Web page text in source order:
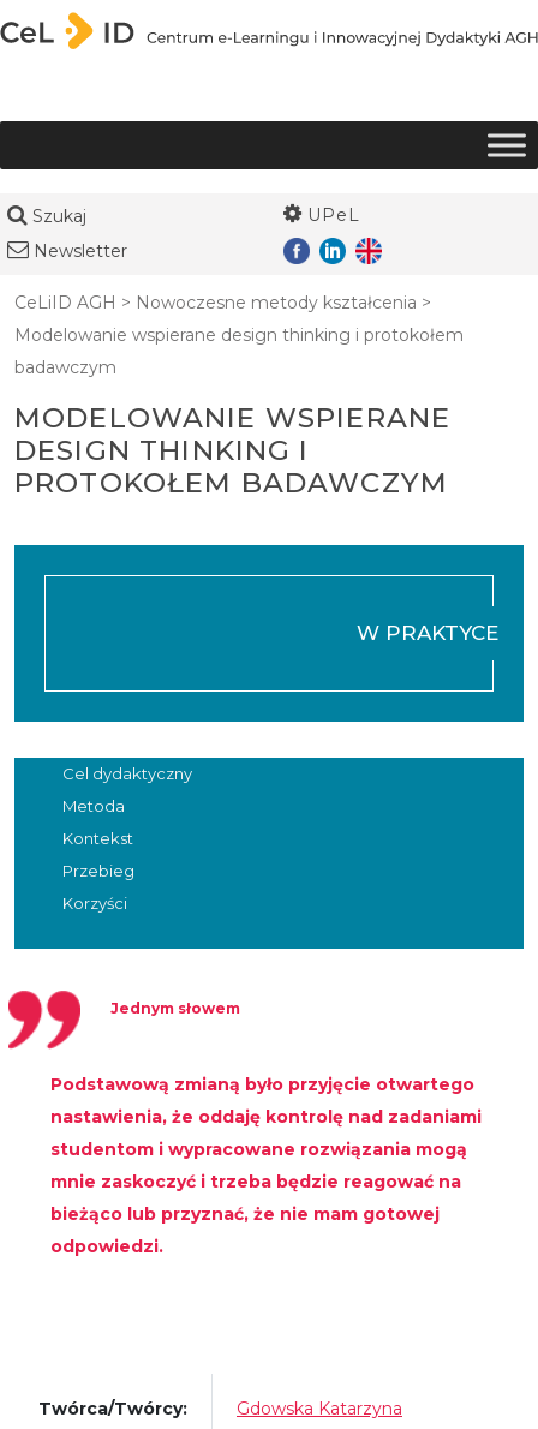
Przejdź do treści
Szukaj
UPeL
Newsletter
CeLiID AGH > Nowoczesne metody kształcenia >
Modelowanie wspierane design thinking i protokołem
badawczym
MODELOWANIE WSPIERANE
DESIGN THINKING I
PROTOKOŁEM BADAWCZYM
W PRAKTYCE
Cel dydaktyczny
Metoda
Kontekst
Przebieg
Korzyści
Jednym słowem
Podstawową zmianą było przyjęcie otwartego
nastawienia, że oddaję kontrolę nad zadaniami
studentom i wypracowane rozwiązania mogą
mnie zaskoczyć i trzeba będzie reagować na
bieżąco lub przyznać, że nie mam gotowej
odpowiedzi.
Twórca/Twórcy: Gdowska Katarzyna